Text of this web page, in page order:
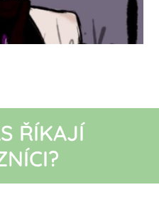
ŘÍKAJÍ